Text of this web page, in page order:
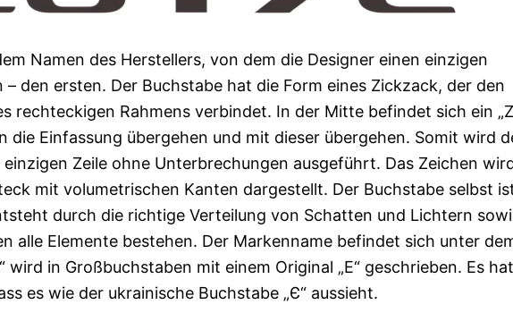
Namen des Herstellers, von dem die Designer einen einzigen
den ersten. Der Buchstabe hat die Form eines Zickzack, der den
rechteckigen Rahmens verbindet. In der Mitte befindet sich ein
die Einfassung übergehen und mit dieser übergehen. Somit wird
Zeile ohne Unterbrechungen ausgeführt. Das Zeichen
mit volumetrischen Kanten dargestellt. Der Buchstabe selbst
durch die richtige Verteilung von Schatten und Lichtern
alle Elemente bestehen. Der Markenname befindet sich unter
wird in Großbuchstaben mit einem Original „E“ geschrieben. Es hat
es wie der ukrainische Buchstabe „Є“ aussieht.